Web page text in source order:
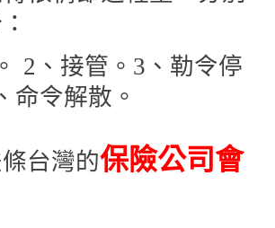
。 2 、接管 。 3 、勒令停
、命令解散 。
台灣的保險公司會